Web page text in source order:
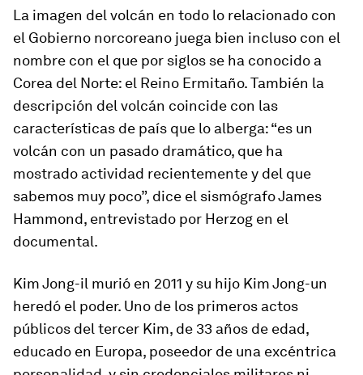
La imagen del volcán en todo lo relacionado con
el Gobierno norcoreano juega bien incluso con el
nombre con el que por siglos se ha conocido a
Corea del Norte: el Reino Ermitaño. También la
descripción del volcán coincide con las
características de país que lo alberga: “es un
volcán con un pasado dramático, que ha
mostrado actividad recientemente y del que
sabemos muy poco”, dice el sismógrafo James
Hammond, entrevistado por Herzog en el
documental.
Kim Jong-il murió en 2011 y su hijo Kim Jong-un
heredó el poder. Uno de los primeros actos
públicos del tercer Kim, de 33 años de edad,
educado en Europa, poseedor de una excéntrica